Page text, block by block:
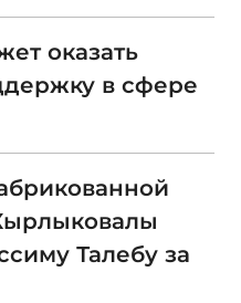
оказать
в сфере
Талебу за